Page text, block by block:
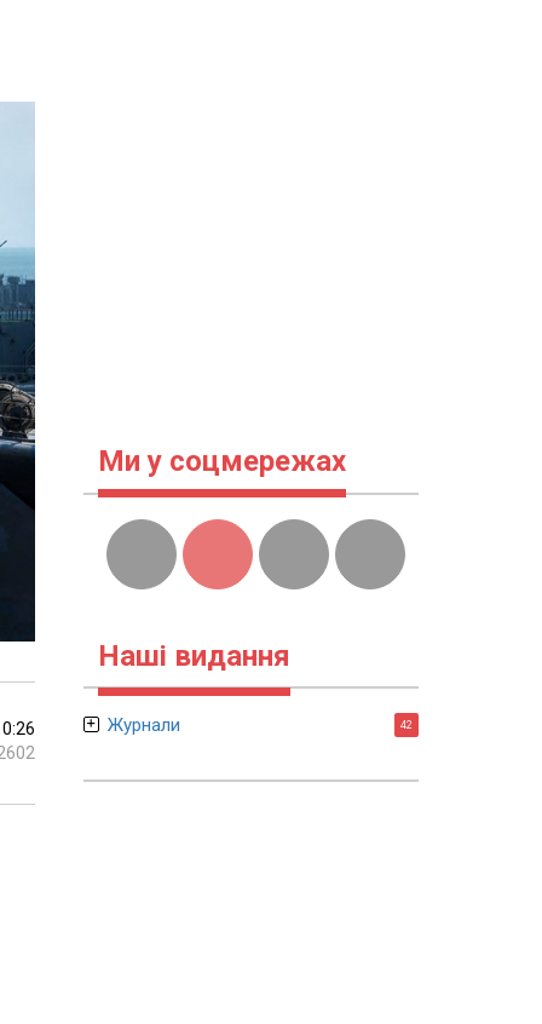
Ми у соцмережах
Наші видання
Журнали 42